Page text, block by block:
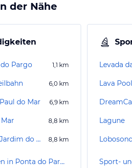
der Nähe
Pargo 1,1 km
6,0 km
do Mar 6,9 km
8,8 km
Strandpromenade Jardim do Mar 8,8 km
Sehenswürdigkeiten in Ponta do Pargo
Levada
Lava
Lagune